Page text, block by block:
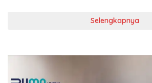
Selengkapnya